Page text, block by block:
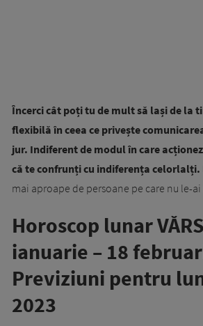
Încerci cât poți tu de mult să lași de la
flexibilă în ceea ce privește
jur. Indiferent de modul în care
că te confrunți cu indiferența celorlalți.
mai aproape de persoane pe care nu le-
Horoscop lunar
ianuarie – 18
Previziuni pentru
2023